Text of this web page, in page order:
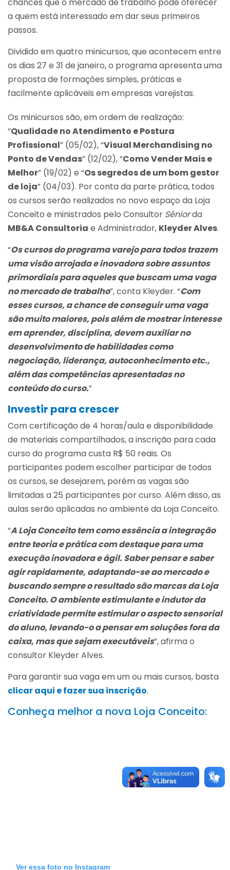
a quem está interessado em dar seus primeiros
passos.
Dividido em quatro minicursos, que acontecem entre
os dias 27 e 31 de janeiro, o programa apresenta uma
proposta de formações simples, práticas e
facilmente aplicáveis em empresas varejistas.
Os minicursos são, em ordem de realização:
“Qualidade no Atendimento e Postura
Profissional” (05/02), “Visual Merchandising no
Ponto de Vendas” (12/02), “Como Vender Mais e
Melhor” (19/02) e “Os segredos de um bom gestor
de loja” (04/03). Por conta da parte prática, todos
os cursos serão realizados no novo espaço da Loja
Conceito e ministrados pelo Consultor Sêniorda
MB&A Consultoria e Administrador, Kleyder Alves.
“Os cursos do programa varejo para todos trazem
uma visão arrojada e inovadora sobre assuntos
primordiais para aqueles que buscam uma vaga
no mercado de trabalho”, conta Kleyder. “Com
esses cursos, a chance de conseguir uma vaga
são muito maiores, pois além de mostrar interesse
em aprender, disciplina, devem auxiliar no
desenvolvimento de habilidades como
negociação, liderança, autoconhecimento etc.,
além das competências apresentadas no
conteúdo do curso.”
Investir para crescer
Com certificação de 4 horas/aula e disponibilidade
de materiais compartilhados, a inscrição para cada
curso do programa custa R$ 50 reais. Os
participantes podem escolher participar de todos
os cursos, se desejarem, porém as vagas são
limitadas a 25 participantes por curso. Além disso, as
aulas serão aplicadas no ambiente da Loja Conceito.
“A Loja Conceito tem como essência a integração
entre teoria e prática com destaque para uma
execução inovadora e ágil. Saber pensar e saber
agir rapidamente, adaptando-se ao mercado e
buscando sempre o resultado são marcas da Loja
Conceito. O ambiente estimulante e indutor da
criatividade permite estimular o aspecto sensorial
do aluno, levando-o a pensar em soluções fora da
caixa, mas que sejam executáveis”, afirma o
consultor Kleyder Alves.
Para garantir sua vaga em um ou mais cursos, basta
clicar aqui e fazer sua inscrição.
Conheça melhor a nova Loja Conceito:
Ver essa foto no Instagram